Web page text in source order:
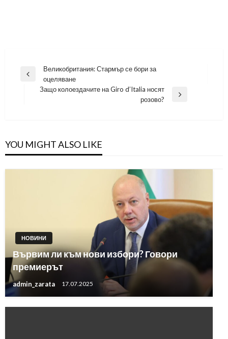
Навигация
Previous
Великобритания: Стармър се бори за
оцеляване
Защо колоездачите на Giro d’Italia носят
розово?
YOU MIGHT ALSO LIKE
НОВИНИ
Вървим ли към нови избори? Говори
премиерът
admin_zarata 17.07.2025